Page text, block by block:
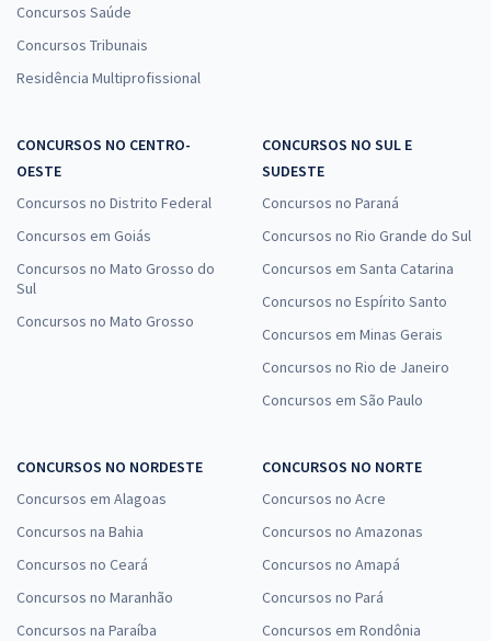
Concursos Saúde
Concursos Tribunais
Residência Multiprofissional
CONCURSOS NO CENTRO-
OESTE
Concursos no Distrito Federal
Concursos em Goiás
Concursos no Mato Grosso do
Sul
Concursos no Mato Grosso
CONCURSOS NO SUL E
SUDESTE
Concursos no Paraná
Concursos no Rio Grande do Sul
Concursos em Santa Catarina
Concursos no Espírito Santo
Concursos em Minas Gerais
Concursos no Rio de Janeiro
Concursos em São Paulo
CONCURSOS NO NORDESTE
Concursos em Alagoas
Concursos na Bahia
Concursos no Ceará
Concursos no Maranhão
Concursos na Paraíba
CONCURSOS NO NORTE
Concursos no Acre
Concursos no Amazonas
Concursos no Amapá
Concursos no Pará
Concursos em Rondônia